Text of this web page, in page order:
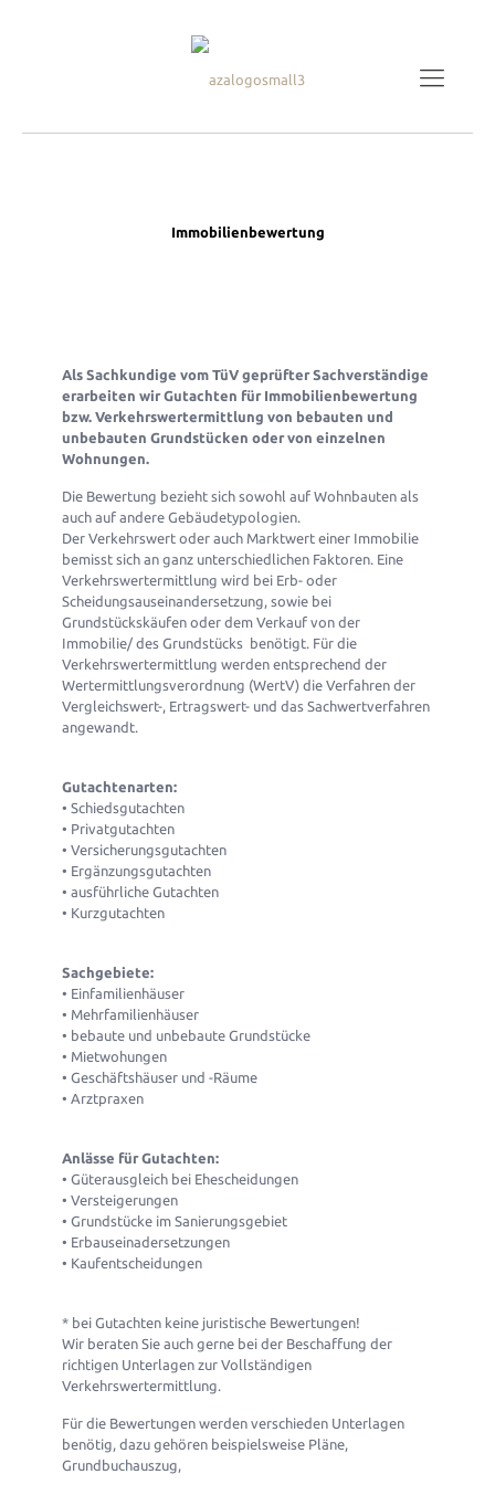
Immobilienbewertung
Als Sachkundige vom TüV geprüfter Sachverständige
erarbeiten wir Gutachten für Immobilienbewertung
bzw. Verkehrswertermittlung von bebauten und
unbebauten Grundstückenoder von einzelnen
Wohnungen.
Die Bewertung bezieht sich sowohl auf Wohnbauten als
auch auf andere Gebäudetypologien.
Der Verkehrswert oder auch Marktwert einer Immobilie
bemisst sich an ganz unterschiedlichen Faktoren. Eine
Verkehrswertermittlung wird bei Erb- oder
Scheidungsauseinandersetzung, sowie bei
Grundstückskäufen oder dem Verkauf von der
Immobilie/ des Grundstücks benötigt. Für die
Verkehrswertermittlung werden entsprechend der
Wertermittlungsverordnung (WertV) die Verfahren der
Vergleichswert-, Ertragswert- und das Sachwertverfahren
angewandt.
Gutachtenarten:
• Schiedsgutachten
• Privatgutachten
• Versicherungsgutachten
• Ergänzungsgutachten
• ausführliche Gutachten
• Kurzgutachten
Sachgebiete:
• Einfamilienhäuser
• Mehrfamilienhäuser
• bebaute und unbebaute Grundstücke
• Mietwohungen
• Geschäftshäuser und -Räume
• Arztpraxen
Anlässe für Gutachten:
• Güterausgleich bei Ehescheidungen
• Versteigerungen
• Grundstücke im Sanierungsgebiet
• Erbauseinadersetzungen
• Kaufentscheidungen
* bei Gutachten keine juristische Bewertungen!
Wir beraten Sie auch gerne bei der Beschaffung der
richtigen Unterlagen zur Vollständigen
Verkehrswertermittlung.
Für die Bewertungen werden verschieden Unterlagen
benötig, dazu gehören beispielsweise Pläne,
Grundbuchauszug,